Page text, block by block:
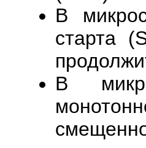
В
старта
В